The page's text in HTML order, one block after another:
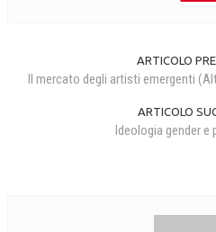
ARTICOLO
Il mercato degli artisti emergenti
ARTICOLO
Ideologia gender e